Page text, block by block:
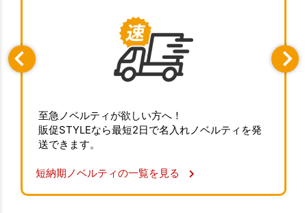
至急ノベルティが欲しい方へ！
販促STYLEなら最短2日で名入れノベルティを発
送できます。
短納期ノベルティの一覧を見る